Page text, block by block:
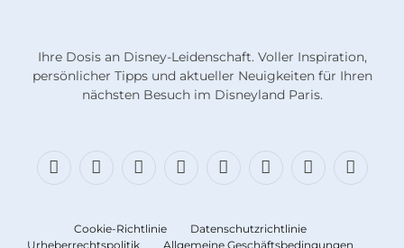
Ihre Dosis an Disney-Leidenschaft. Voller Inspiration,
persönlicher Tipps und aktueller Neuigkeiten für Ihren
nächsten Besuch im Disneyland Paris.
Facebook
X
BlueskyInstagramFäden TikTok DiskordRSS
Cookie-Richtlinie
Datenschutzrichtlinie
Urheberrechtspolitik
Allgemeine Geschäftsbedingungen